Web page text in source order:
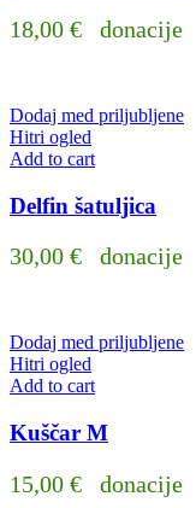
18,00 € donacije
Dodaj med priljubljene
Hitri ogled
Add to cart
Delfin šatuljica
30,00 € donacije
Dodaj med priljubljene
Hitri ogled
Add to cart
Kuščar M
15,00 € donacije